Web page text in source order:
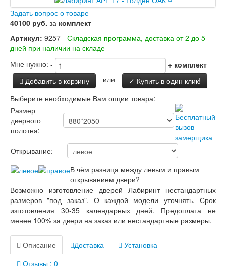
Лабиринт Аляска Лайт
Лабиринт Арт
Лабиринт Атлантик
Лабиринт Бетон
Лабиринт Верса
Лабиринт Версаль
Лабиринт Гранд
Лабиринт Дверь двойная тамбурная под
заказ
Лабиринт Имперо
Лабиринт Инфинити
Лабиринт Иссида
Лабиринт Карбон
Лабиринт Классик Антик медный
Лабиринт Классик Шагрень
Лабиринт Кредор
Лабиринт Лаб Про
Лабиринт Лайн Вайт
Лабиринт Леолаб
Лабиринт Лондон
Лабиринт Лофт
Лабиринт Мегаполис
Лабиринт Норд Плюс
Лабиринт Нью Йорк
Лабиринт Пазл
Задать вопрос о товаре
40100 руб. за комплект
Артикул: 9257 - Складская программа, доставка от 2 до 5
дней при наличии на складе
Мне нужно: - + комплект
Добавить в корзину
или
✓ Купить в один клик!
Выберите необходимые Вам опции товара:
Размер
дверного
полотна:
Открывание:
В чём разница между левым и правым
открыванием двери?
Возможно изготовление дверей Лабиринт нестандартных
размеров "под заказ". О каждой модели уточнять. Срок
изготовления 30-35 календарных дней. Предоплата не
менее 100% за двери на заказ или нестандартные размеры.
Описание Доставка
Установка
Отзывы : 0